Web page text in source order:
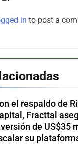
in to post a
el respaldo de
Fracttal
de US$35
su